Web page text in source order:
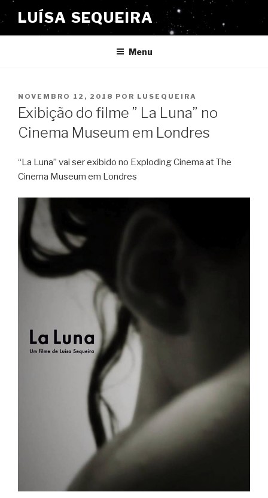
para
o
LUÍSA SEQUEIRA
Menu
PUBLICADO
EM
NOVEMBRO 12, 2018 POR LUSEQUEIRA
Exibição do filme ” La Luna” no
Cinema Museum em Londres
“La Luna” vai ser exibido no Exploding Cinema at The
Cinema Museum em Londres